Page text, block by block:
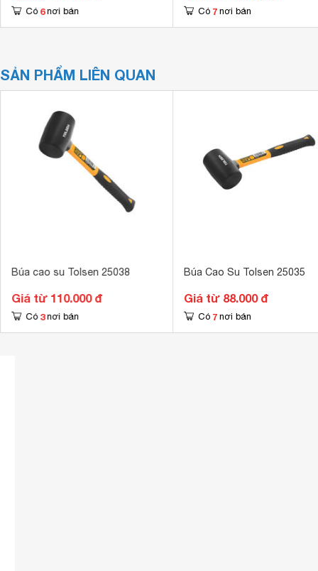
Có 6 nơi bán Có 7 nơi bán
SẢN PHẨM LIÊN QUAN
Búa cao su Tolsen 25038
Giá từ 110.000 đ
Có 3 nơi bán
Búa Cao Su Tolsen 25035
Giá từ 88.000 đ
Có 7 nơi bán